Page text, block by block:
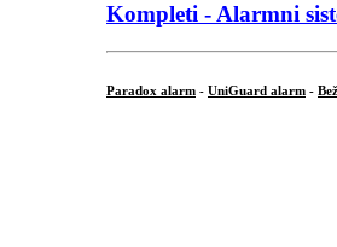
Kompleti - Alarmni
Paradox alarm - UniGuard alarm -